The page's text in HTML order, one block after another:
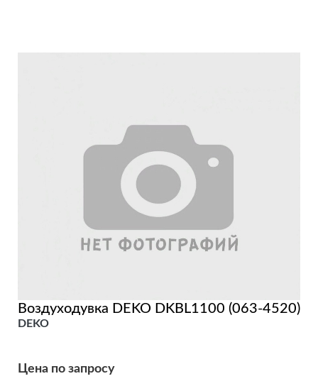
Воздуходувка DEKO DKBL1100 (063-4520)
DEKO
Цена по запросу